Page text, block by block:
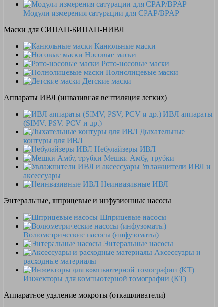
Модули измерения сатурации для CPAP/BPAP
Маски для СИПАП-БИПАП-НИВЛ
Канюльные маски
Носовые маски
Рото-носовые маски
Полнолицевые маски
Детские маски
Аппараты ИВЛ (инвазивная вентиляция легких)
ИВЛ аппараты
(SIMV, PSV, PCV и др.)
Дыхательные
контуры для ИВЛ
Небулайзеры ИВЛ
Мешки Амбу, трубки
Увлажнители ИВЛ и
аксессуары
Неинвазивные ИВЛ
Энтеральные, шприцевые и инфузионные насосы
Шприцевые насосы
Волюметрические насосы (инфузоматы)
Энтеральные насосы
Аксессуары и
расходные материалы
Инжекторы для компьютерной томографии (КТ)
Аппаратное удаление мокроты (откашливатели)